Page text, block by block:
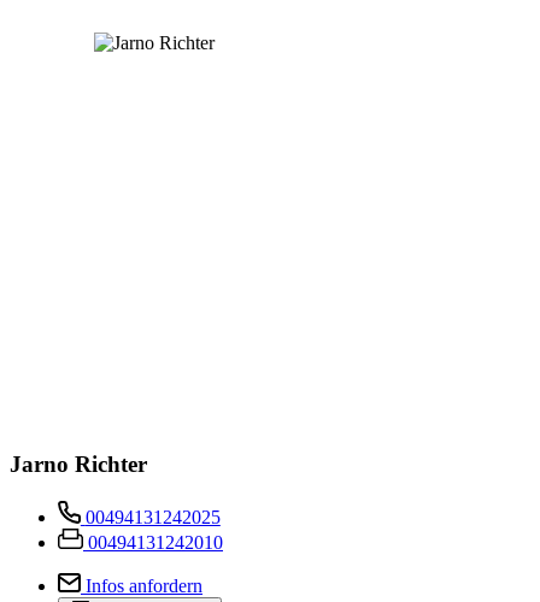
Jarno Richter
00494131242025
00494131242010
Infos anfordern